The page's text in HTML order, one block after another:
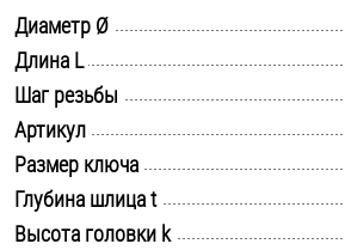
Такелаж
Хомуты
Шайбы
Шпильки
Диаметр Ø
Длина L
Шаг резьбы
Артикул
Размер ключа
Глубина шлица t
Высота головки k